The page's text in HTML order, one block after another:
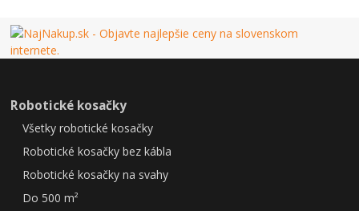
Robotické kosačky
Všetky robotické kosačky
Robotické kosačky bez kábla
Robotické kosačky na svahy
Do 500 m²